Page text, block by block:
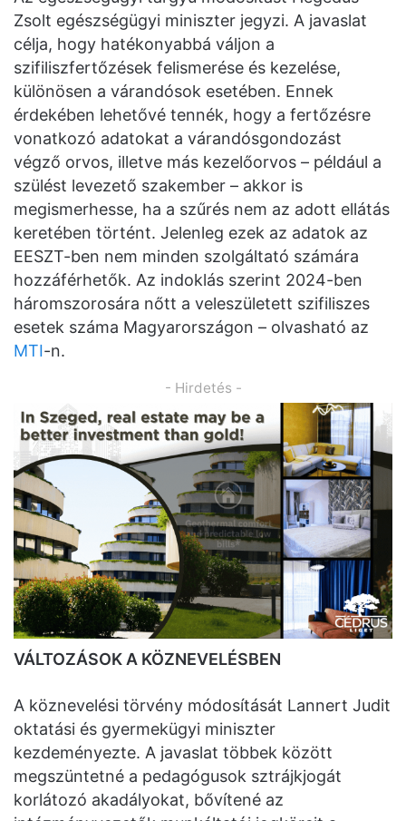
Zsolt egészségügyi miniszter jegyzi. A javaslat
célja, hogy hatékonyabbá váljon a
szifiliszfertőzések felismerése és kezelése,
különösen a várandósok esetében. Ennek
érdekében lehetővé tennék, hogy a fertőzésre
vonatkozó adatokat a várandósgondozást
végző orvos, illetve más kezelőorvos – például a
szülést levezető szakember – akkor is
megismerhesse, ha a szűrés nem az adott ellátás
keretében történt. Jelenleg ezek az adatok az
EESZT-ben nem minden szolgáltató számára
hozzáférhetők. Az indoklás szerint 2024-ben
háromszorosára nőtt a veleszületett szifiliszes
esetek száma Magyarországon – olvasható az
MTI-n.
- Hirdetés -
VÁLTOZÁSOK A KÖZNEVELÉSBEN
A köznevelési törvény módosítását Lannert Judit
oktatási és gyermekügyi miniszter
kezdeményezte. A javaslat többek között
megszüntetné a pedagógusok sztrájkjogát
korlátozó akadályokat, bővítené az